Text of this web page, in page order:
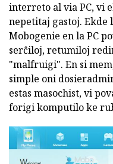
interreto al via PC, vi
nepetitaj gastoj. Ekde
Mobogenie en la PC
serĉiloj, retumiloj
"malfruigi". En si
simple oni
estas masochist, vi
forigi komputilo ke